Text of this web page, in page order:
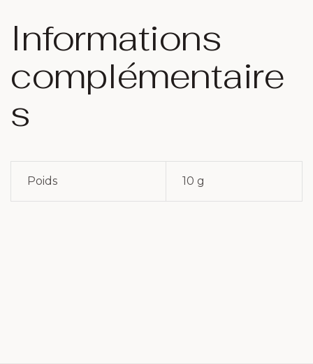
Informations
complémentaire
s
Poids 10 g